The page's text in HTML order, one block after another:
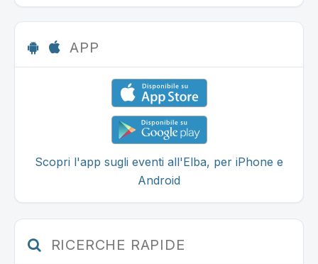
APP
Scopri l'app sugli eventi all'Elba, per iPhone e
Android
RICERCHE RAPIDE